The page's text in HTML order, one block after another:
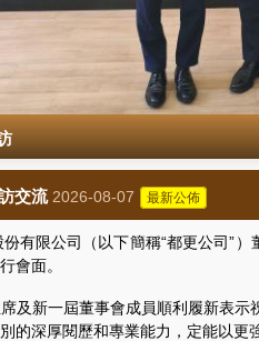
交流 2026-08-07 最新公佈
限公司（以下簡稱“都更公司”）
會面。
新一屆董事會成員順利履新表示
的深厚閱歷和專業能力，定能以更